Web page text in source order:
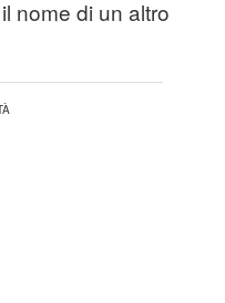
nome di un altro